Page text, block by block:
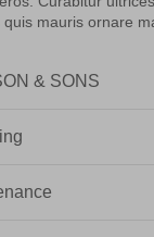
mauris ornare
& SONS